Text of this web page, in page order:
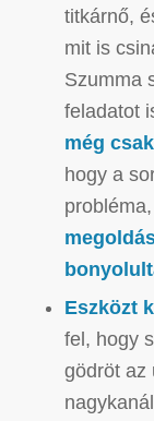
titkárnő,
mit is
Szumma
feladatot
még
hogy a
Eszközt
fel, hogy
gödröt az